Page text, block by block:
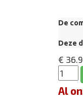
De
Deze
€
Al